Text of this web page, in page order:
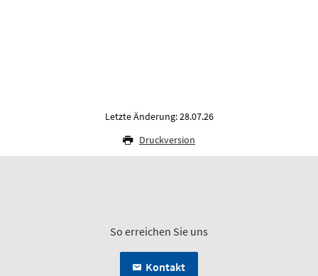
Letzte Änderung: 28.07.26
Druckversion
So erreichen Sie uns
Kontakt